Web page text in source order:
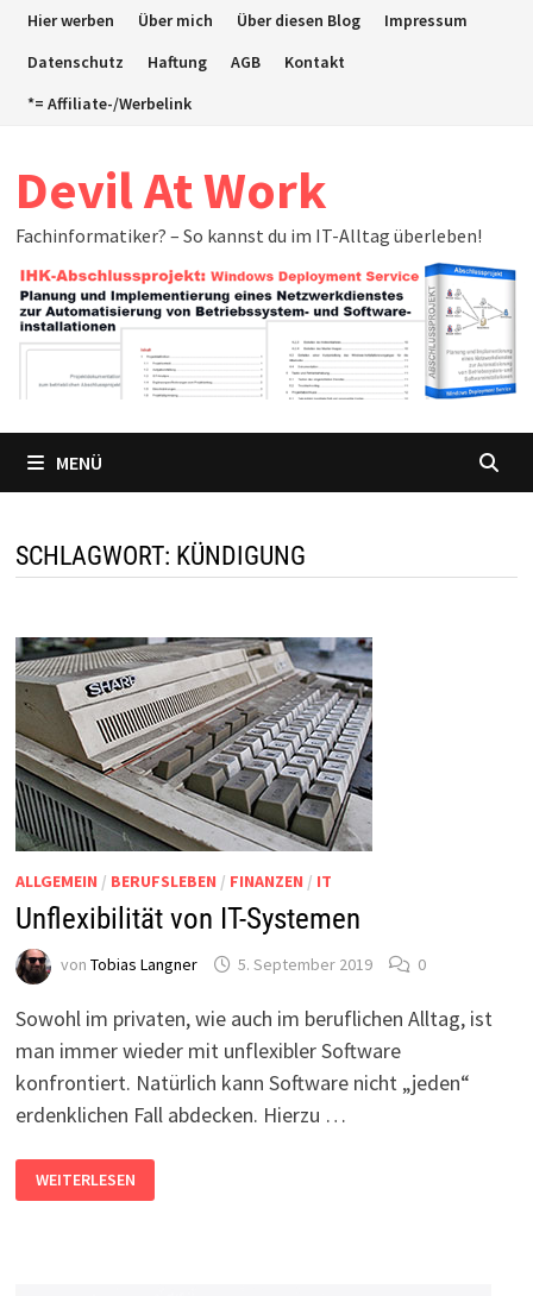
ZumHier werben Über mich Über diesen Blog
Impressum
Datenschutz
Haftung AGB
Kontakt
*= Affiliate-/Werbelink
Devil At Work
Fachinformatiker? – So kannst du im IT-Alltag überleben!
MENÜ
SCHLAGWORT: KÜNDIGUNG
ALLGEMEIN / BERUFSLEBEN / FINANZEN / IT
Unflexibilität von IT-Systemen
von Tobias Langner 5. September 2019 0
Sowohl im privaten, wie auch im beruflichen Alltag, ist
man immer wieder mit unflexibler Software
konfrontiert. Natürlich kann Software nicht „jeden“
erdenklichen Fall abdecken. Hierzu …
UNFLEXIBILITÄT
VON
IT-
WEITERLESEN